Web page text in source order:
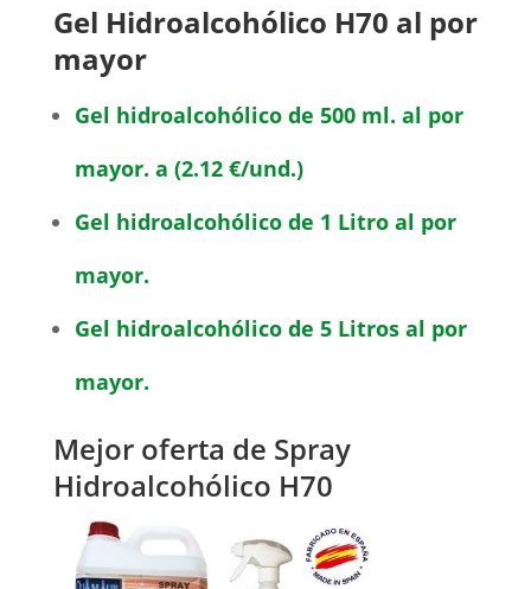
Gel Hidroalcohólico H70 al por
mayor
Gel hidroalcohólico de 500 ml. al por
mayor. a (2.12 €/und.)
Gel hidroalcohólico de 1 Litro al por
mayor.
Gel hidroalcohólico de 5 Litros al por
mayor.
Mejor oferta de Spray
Hidroalcohólico H70